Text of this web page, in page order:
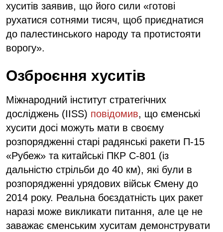
хуситів заявив, що його сили «готові
рухатися сотнями тисяч, щоб приєднатися
до палестинського народу та протистояти
ворогу».
Озброєння хуситів
Міжнародний інститут стратегічних
досліджень (IISS) повідомив, що єменські
хусити досі можуть мати в своєму
розпорядженні старі радянські ракети П-15
«Рубеж» та китайські ПКР C-801 (із
дальністю стрільби до 40 км), які були в
розпорядженні урядових військ Ємену до
2014 року. Реальна боєздатність цих ракет
наразі може викликати питання, але це не
заважає єменським хуситам демонструвати